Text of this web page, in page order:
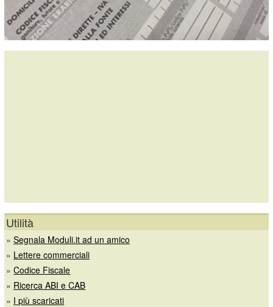
Utilità
»Segnala Moduli.it ad un amico
» Lettere commerciali
»Codice Fiscale
» Ricerca ABI e CAB
» I più scaricati